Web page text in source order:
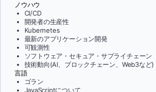
ノウハウ
CI/CD
開発者の生産性
Kubernetes
最新のアプリケーション開発
可観測性
ソフトウェア・セキュア・サプライチェーン
技術動向(AI、ブロックチェーン、Web3など)
言語
ゴラン
JavaScriptについて